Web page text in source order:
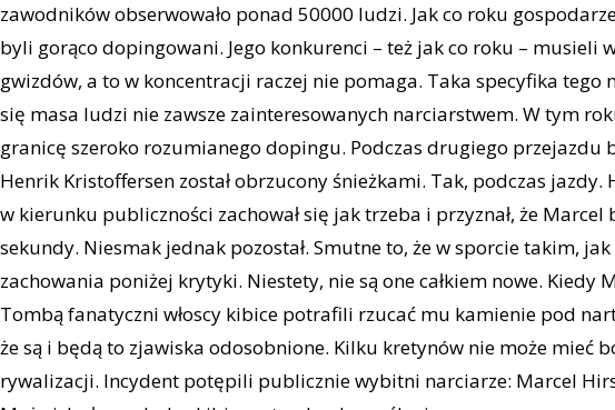
zawodników obserwowało ponad 50000 ludzi. Jak co roku
byli gorąco dopingowani. Jego konkurenci – też jak co roku – musieli
gwizdów, a to w koncentracji raczej nie pomaga. Taka specyfika tego
się masa ludzi nie zawsze zainteresowanych narciarstwem. W tym
granicę szeroko rozumianego dopingu. Podczas drugiego przejazdu
Henrik Kristoffersen został obrzucony śnieżkami. Tak, podczas
w kierunku publiczności zachował się jak trzeba i przyznał, że
sekundy. Niesmak jednak pozostał. Smutne to, że w sporcie takim,
zachowania poniżej krytyki. Niestety, nie są one całkiem nowe. Kiedy
Tombą fanatyczni włoscy kibice potrafili rzucać mu kamienie pod
że są i będą to zjawiska odosobnione. Kilku kretynów nie może mieć
rywalizacji. Incydent potępili publicznie wybitni narciarze: Marcel